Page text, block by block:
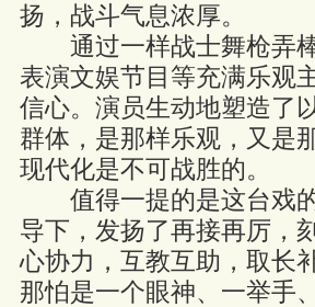
扬，战斗气息浓厚。
通过一样战士舞枪弄棒
表演文娱节目等充满乐观
信心。演员生动地塑造了
群体，是那样乐观，又是
现代化是不可战胜的。
值得一提的是这台戏的
导下，发扬了再接再厉，
心协力，互教互助，取长
那怕是一个眼神、一举手